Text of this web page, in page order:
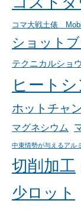
コマ大戦土俵
ショット
テクニカルショ
ヒートシ
ホットチャ
マグネシウム
中東情勢が与えるアル
切削加工
少ロット